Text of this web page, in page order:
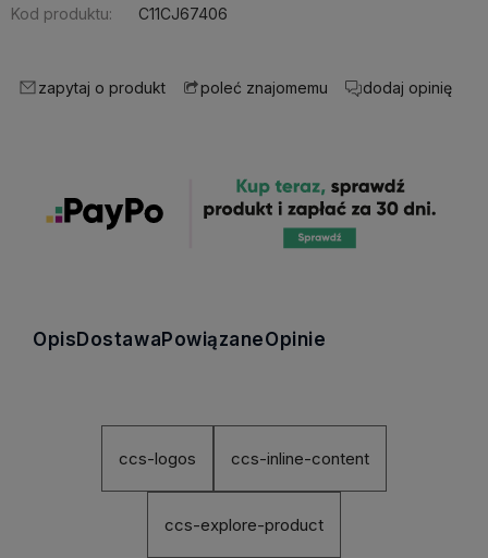
Kod produktu: C11CJ67406
zapytaj o produkt poleć znajomemu dodaj opinię
OpisDostawaPowiązaneOpinie
ccs-logos ccs-inline-content
ccs-explore-product